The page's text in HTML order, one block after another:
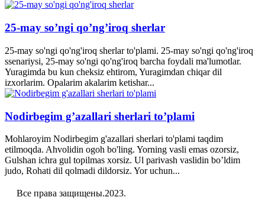
25-may so’ngi qo’ng’iroq sherlar
25-may so'ngi qo'ng'iroq sherlar to'plami. 25-may so'ngi qo'ng'iroq
ssenariysi, 25-may so'ngi qo'ng'iroq barcha foydali ma'lumotlar.
Yuragimda bu kun cheksiz ehtirom, Yuragimdan chiqar dil
izxorlarim. Opalarim akalarim ketishar...
Nodirbegim g’azallari sherlari to’plami
Mohlaroyim Nodirbegim g'azallari sherlari to'plami taqdim
etilmoqda. Ahvolidin ogoh bo'ling. Yorning vasli emas ozorsiz,
Gulshan ichra gul topilmas xorsiz. Ul parivash vaslidin bo’ldim
judo, Rohati dil qolmadi dildorsiz. Yor uchun...
Все права защищены.2023.